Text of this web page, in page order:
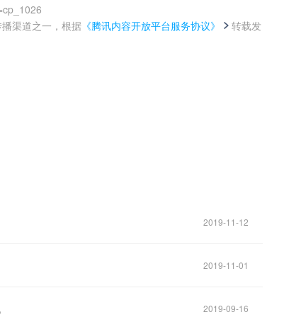
渠道之一，根据 《腾讯内容开放平台服务协议》
转载发
2019-11-12
2019-11-01
2019-09-16